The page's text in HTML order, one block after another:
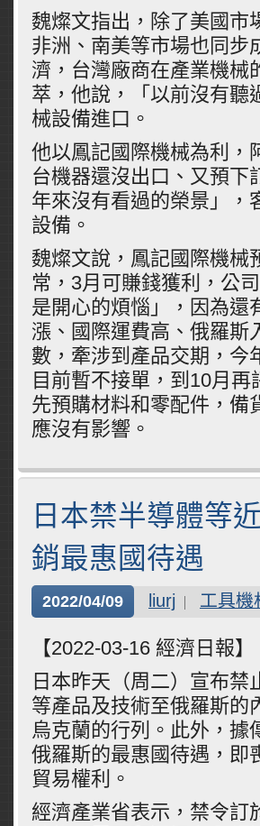
魏燦文指出，除了美國市
非洲、南美等市場也同步
濟，台灣廠商在產業機械
萃，他說，「以前沒有聽
械設備進口。
他以鳳記國際機械為利，
台機器還沒出口、又預下
年來沒有看過的榮景」，
設備。
魏燦文說，鳳記國際機械
常，3月可賺錢獲利，公
是開心的煩惱」，因為還
漲、國際運費高、俄羅斯
數，牽涉到產品交期，今
目前暫不接單，到10月
先預購材料和零配件，備
應沒有影響。
日本禁半導體等
銷最惠國待遇
2022/04/09 liurj 工具機
【2022-03-16 經濟日報】
日本昨天（周二）宣布
等產品及技術至俄羅斯的
烏克蘭的行列。此外，據
俄羅斯的最惠國待遇，即
貿易權利。
經濟產業省表示，禁令訂